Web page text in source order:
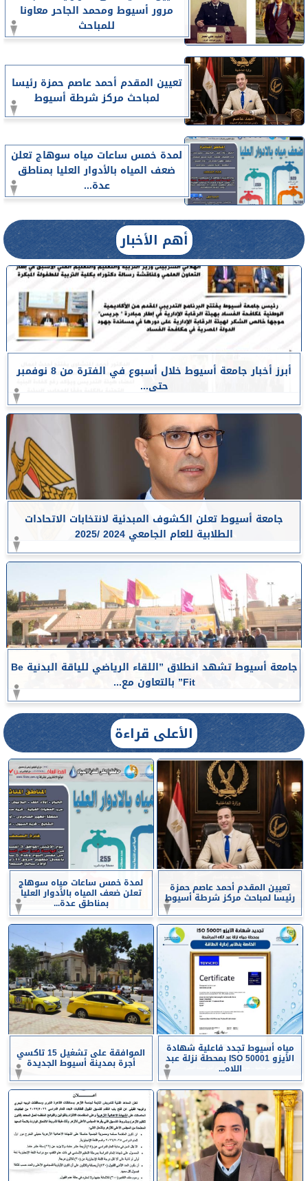
مرور أسيوط ومحمد الجاحر معاونا
للمباحث
تعيين المقدم أحمد عاصم حمزة رئيسا
لمباحث مركز شرطة أسيوط
لمدة خمس ساعات مياه سوهاج تعلن
ضعف المياه بالأدوار العليا بمناطق
عدة...
أهم الأخبار
أبرز أخبار جامعة أسيوط خلال أسبوع في الفترة من 8 نوفمبر
حتى...
جامعة أسيوط تعلن الكشوف المبدئية لانتخابات الاتحادات
الطلابية للعام الجامعي 2024 /2025
جامعة أسيوط تشهد انطلاق ”اللقاء الرياضي للياقة البدنية Be
Fit” بالتعاون مع...
الأعلى قراءة
تعيين المقدم أحمد عاصم حمزة
رئيسا لمباحث مركز شرطة أسيوط
لمدة خمس ساعات مياه سوهاج
تعلن ضعف المياه بالأدوار العليا
بمناطق عدة...
مياه أسيوط تجدد فاعلية شهادة
الأيزو ISO 50001 بمحطة نزلة عبد
اللاه...
الموافقة على تشغيل 15 تاكسي
أجرة بمدينة أسيوط الجديدة